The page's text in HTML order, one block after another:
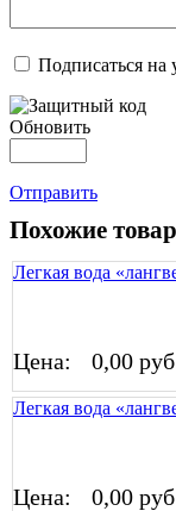
Подписаться на
Обновить
Отправить
Похожие
Легкая вода
Цена: 0,00 руб
Легкая вода
Цена: 0,00 руб